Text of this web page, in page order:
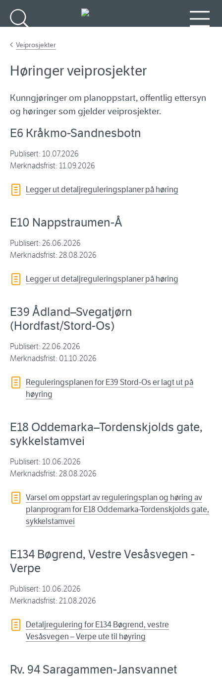
Veiprosjekter
Høringer veiprosjekter
Kunngjøringer om planoppstart, offentlig ettersyn
og høringer som gjelder veiprosjekter.
E6 Kråkmo-Sandnesbotn
Publisert: 10.07.2026
Merknadsfrist: 11.09.2026
Legger ut detaljreguleringsplaner på høring
E10 Nappstraumen-Å
Publisert: 26.06.2026
Merknadsfrist: 28.08.2026
Legger ut detaljreguleringsplaner på høring
E39 Ådland–Svegatjørn
(Hordfast/Stord-Os)
Publisert: 22.06.2026
Merknadsfrist: 01.10.2026
Reguleringsplanen for E39 Stord-Os er lagt ut på
høyring
E18 Oddemarka–Tordenskjolds gate,
sykkelstamvei
Publisert: 10.06.2026
Merknadsfrist: 28.08.2026
Varsel om oppstart av reguleringsplan og høring av
planprogram for E18 Oddemarka-Tordenskjolds gate,
sykkelstamvei
E134 Bøgrend, Vestre Vesåsvegen -
Verpe
Publisert: 10.06.2026
Merknadsfrist: 21.08.2026
Detaljregulering for E134 Bøgrend, vestre
Vesåsvegen – Verpe ute til høyring
Rv. 94 Saragammen-Jansvannet